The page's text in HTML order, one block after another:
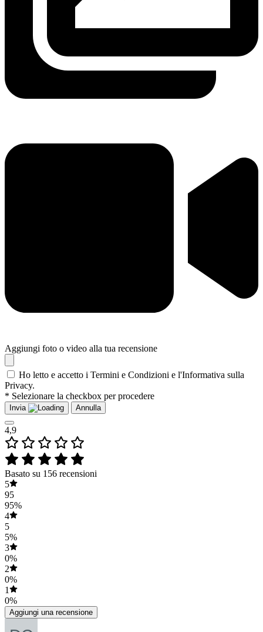
Aggiungi foto o video alla tua recensione
Ho letto e accetto i Termini e Condizioni e l'Informativa sulla
Privacy.
* Selezionare la checkbox per procedere
Invia Annulla
4,9
Basato su 156 recensioni
5
95
95%
4
5
5%
3
0%
2
0%
1
0%
Aggiungi una recensione